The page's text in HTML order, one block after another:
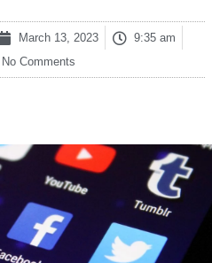
March 13, 2023
9:35 am
No Comments